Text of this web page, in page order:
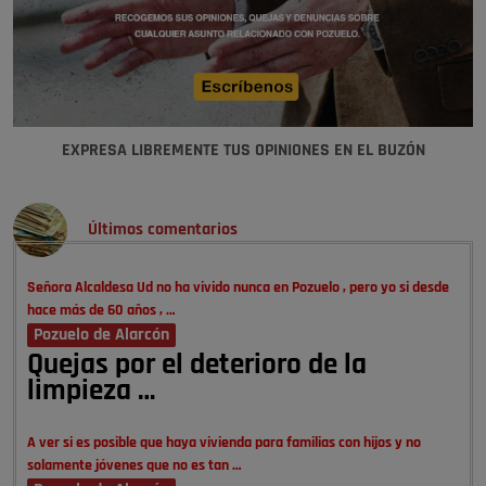
EXPRESA LIBREMENTE TUS OPINIONES EN EL BUZÓN
Últimos comentarios
Señora Alcaldesa Ud no ha vivido nunca en Pozuelo , pero yo si desde
hace más de 60 años , …
Pozuelo de Alarcón
Quejas por el deterioro de la
limpieza …
A ver si es posible que haya vivienda para familias con hijos y no
solamente jóvenes que no es tan …